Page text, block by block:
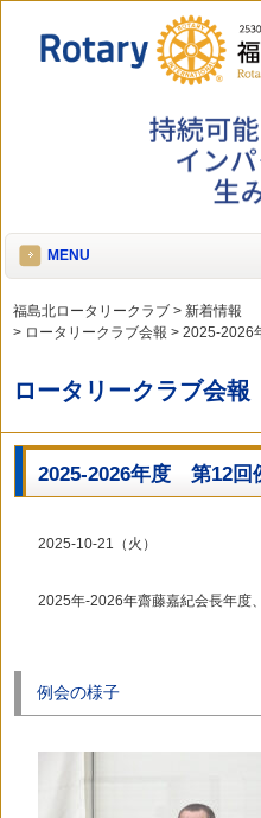
MENU
福島北ロータリークラブ > 新着情報
> ロータリークラブ会報 > 2025-2026
ロータリークラブ会報
2025-2026年度 第12回
2025-10-21（火）
2025年-2026年齋藤嘉紀会長年度
例会の様子